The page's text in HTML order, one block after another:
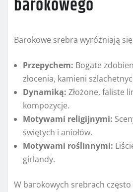
barokowego
Barokowe srebra wyróżniają
Przepychem: Bogate
złocenia, kamieni
Dynamiką: Złożone, faliste
kompozycje.
Motywami religijnymi:
świętych i aniołów.
Motywami roślinnymi:
girlandy.
W barokowych srebrach